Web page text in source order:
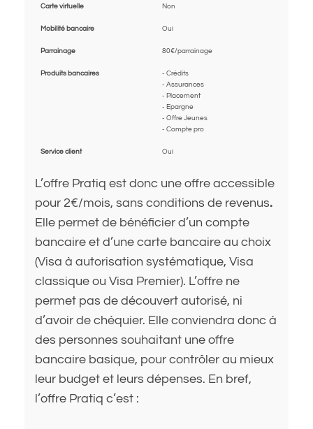
Carte virtuelle Non
Mobilité bancaire Oui
Parrainage 80€/parrainage
Produits bancaires
- Crédits
- Assurances
- Placement
- Epargne
- Offre Jeunes
- Compte pro
Service client Oui
L’offre Pratiq est donc une offre accessible
pour 2€/mois, sans conditions de revenus.
Elle permet de bénéficier d’un compte
bancaire et d’une carte bancaire au choix
(Visa à autorisation systématique, Visa
classique ou Visa Premier). L’offre ne
permet pas de découvert autorisé, ni
d’avoir de chéquier. Elle conviendra donc à
des personnes souhaitant une offre
bancaire basique, pour contrôler au mieux
leur budget et leurs dépenses. En bref,
l’offre Pratiq c’est :